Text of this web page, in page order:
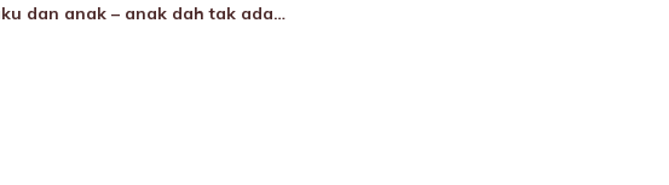
dan anak – anak dah tak ada…